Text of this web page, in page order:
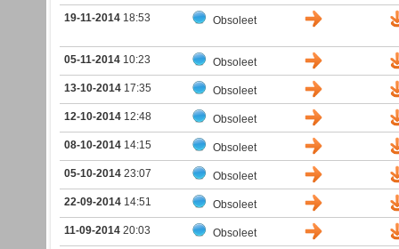
19-11-2014 18:53 Obsoleet
05-11-2014 10:23 Obsoleet
13-10-2014 17:35 Obsoleet
12-10-2014 12:48 Obsoleet
08-10-2014 14:15 Obsoleet
05-10-2014 23:07 Obsoleet
22-09-2014 14:51 Obsoleet
11-09-2014 20:03 Obsoleet